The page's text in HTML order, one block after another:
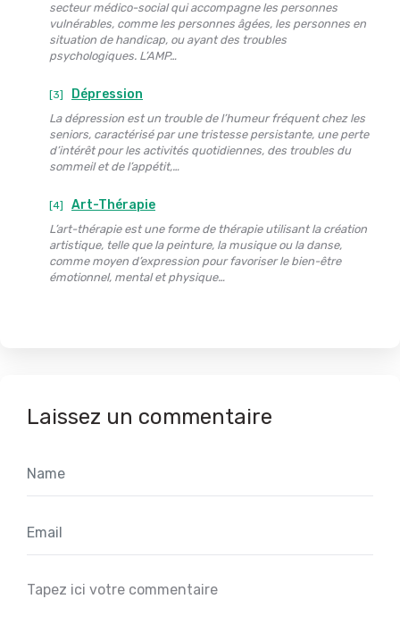
secteur médico-social qui accompagne les personnes
vulnérables, comme les personnes âgées, les personnes en
situation de handicap, ou ayant des troubles
psychologiques. L’AMP…
[3] Dépression
La dépression est un trouble de l’humeur fréquent chez les
seniors, caractérisé par une tristesse persistante, une perte
d’intérêt pour les activités quotidiennes, des troubles du
sommeil et de l’appétit,…
[4] Art-Thérapie
L’art-thérapie est une forme de thérapie utilisant la création
artistique, telle que la peinture, la musique ou la danse,
comme moyen d’expression pour favoriser le bien-être
émotionnel, mental et physique…
Laissez un commentaire